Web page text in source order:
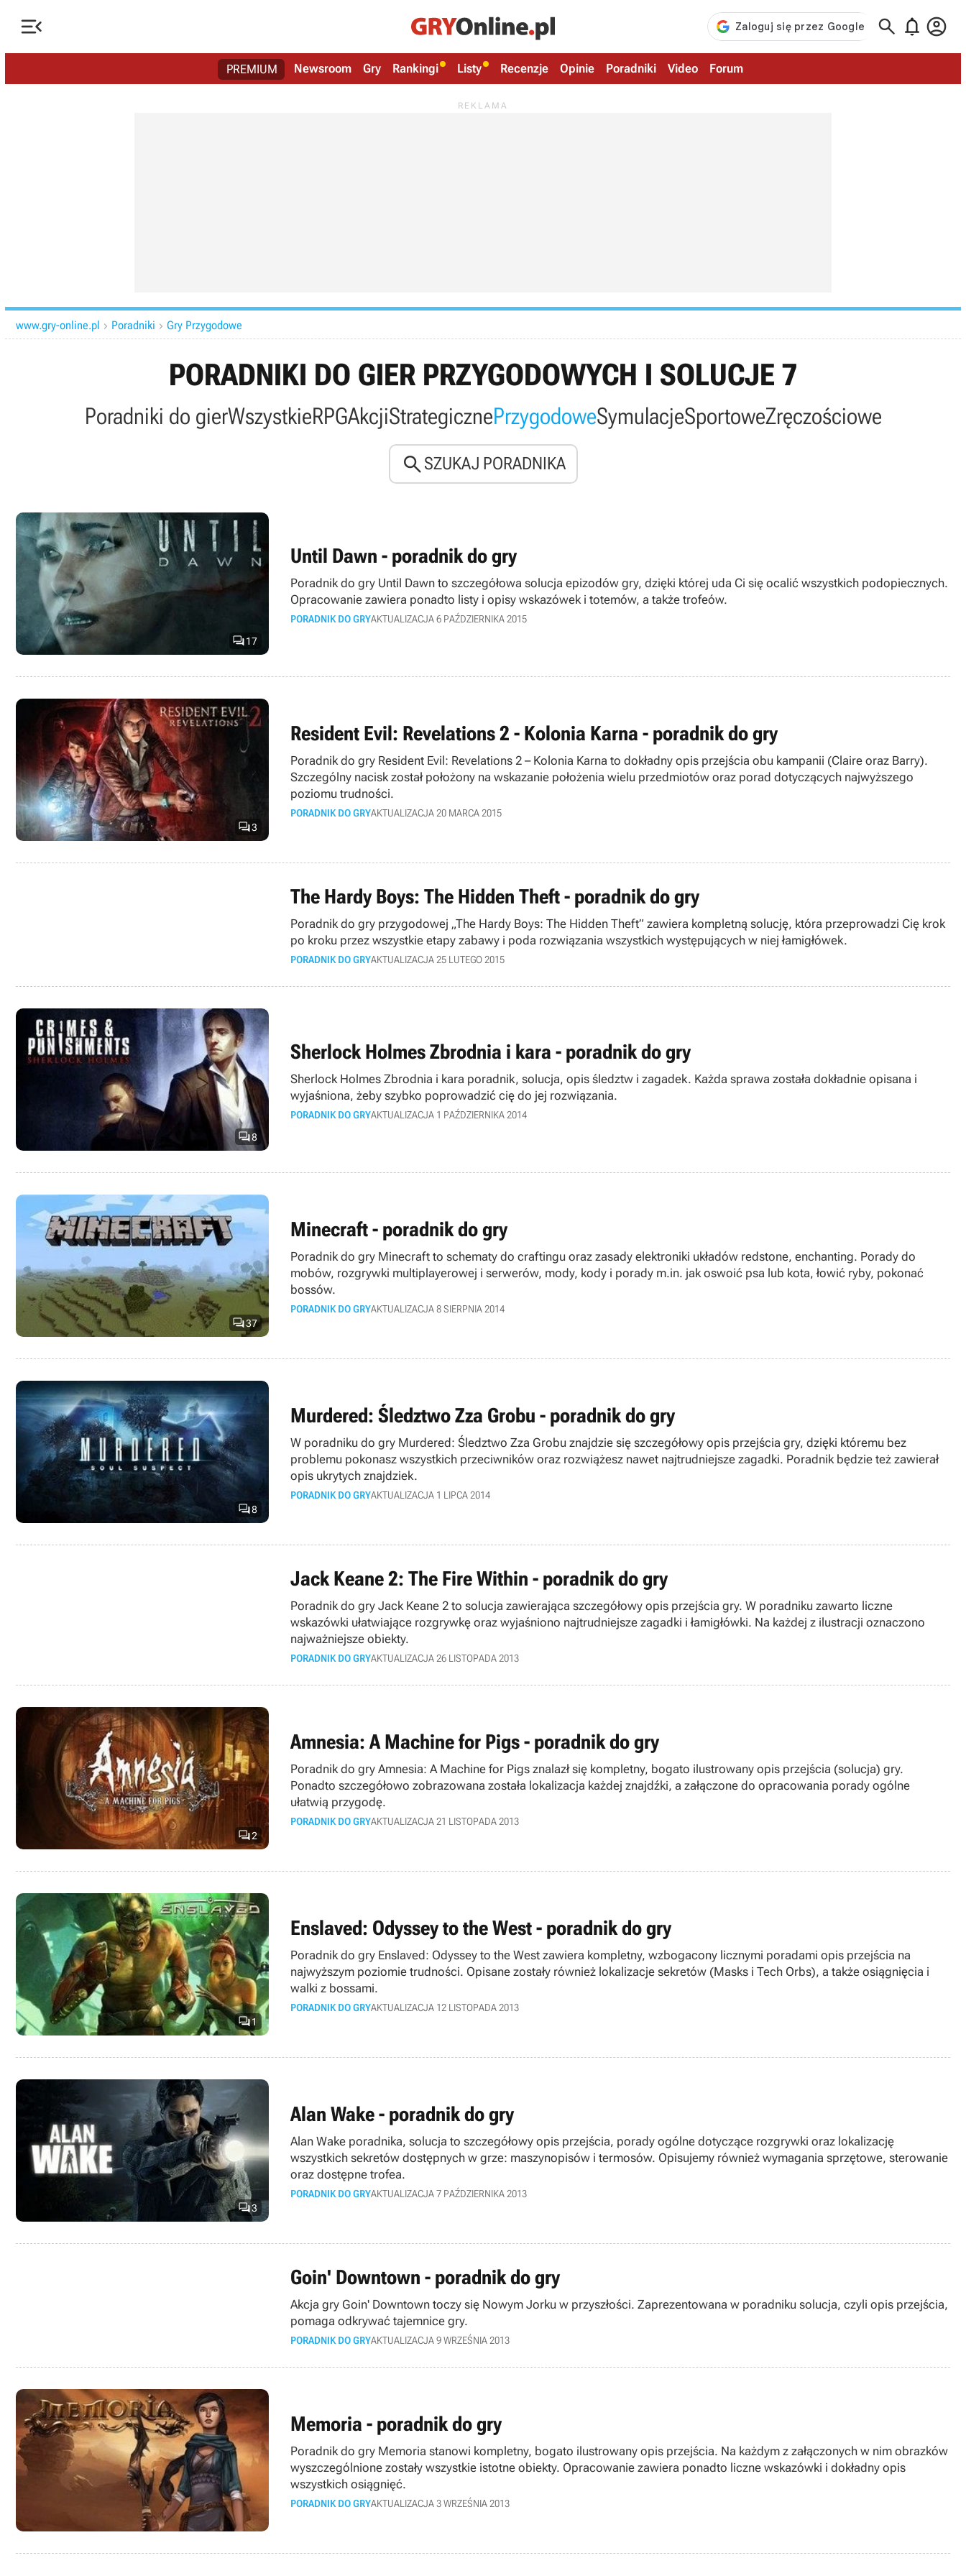
   
PREMIUM Newsroom Gry Rankingi Listy Recenzje Opinie Poradniki Video Forum
www.gry-online.pl  Poradniki  Gry Przygodowe
PORADNIKI DO GIER PRZYGODOWYCH I SOLUCJE 7
Poradniki do gierWszystkieRPGAkcjiStrategicznePrzygodoweSymulacjeSportoweZręczościowe
SZUKAJ PORADNIKA
17
Until Dawn - poradnik do gry
Poradnik do gry Until Dawn to szczegółowa solucja epizodów gry, dzięki której uda Ci się ocalić wszystkich podopiecznych.
Opracowanie zawiera ponadto listy i opisy wskazówek i totemów, a także trofeów.
PORADNIK DO GRYAKTUALIZACJA 6 PAŹDZIERNIKA 2015
3
Resident Evil: Revelations 2 - Kolonia Karna - poradnik do gry
Poradnik do gry Resident Evil: Revelations 2 – Kolonia Karna to dokładny opis przejścia obu kampanii (Claire oraz Barry).
Szczególny nacisk został położony na wskazanie położenia wielu przedmiotów oraz porad dotyczących najwyższego
poziomu trudności.
PORADNIK DO GRYAKTUALIZACJA 20 MARCA 2015
The Hardy Boys: The Hidden Theft - poradnik do gry
Poradnik do gry przygodowej „The Hardy Boys: The Hidden Theft” zawiera kompletną solucję, która przeprowadzi Cię krok
po kroku przez wszystkie etapy zabawy i poda rozwiązania wszystkich występujących w niej łamigłówek.
PORADNIK DO GRYAKTUALIZACJA 25 LUTEGO 2015
8
Sherlock Holmes Zbrodnia i kara - poradnik do gry
Sherlock Holmes Zbrodnia i kara poradnik, solucja, opis śledztw i zagadek. Każda sprawa została dokładnie opisana i
wyjaśniona, żeby szybko poprowadzić cię do jej rozwiązania.
PORADNIK DO GRYAKTUALIZACJA 1 PAŹDZIERNIKA 2014
37
Minecraft - poradnik do gry
Poradnik do gry Minecraft to schematy do craftingu oraz zasady elektroniki układów redstone, enchanting. Porady do
mobów, rozgrywki multiplayerowej i serwerów, mody, kody i porady m.in. jak oswoić psa lub kota, łowić ryby, pokonać
bossów.
PORADNIK DO GRYAKTUALIZACJA 8 SIERPNIA 2014
8
Murdered: Śledztwo Zza Grobu - poradnik do gry
W poradniku do gry Murdered: Śledztwo Zza Grobu znajdzie się szczegółowy opis przejścia gry, dzięki któremu bez
problemu pokonasz wszystkich przeciwników oraz rozwiążesz nawet najtrudniejsze zagadki. Poradnik będzie też zawierał
opis ukrytych znajdziek.
PORADNIK DO GRYAKTUALIZACJA 1 LIPCA 2014
Jack Keane 2: The Fire Within - poradnik do gry
Poradnik do gry Jack Keane 2 to solucja zawierająca szczegółowy opis przejścia gry. W poradniku zawarto liczne
wskazówki ułatwiające rozgrywkę oraz wyjaśniono najtrudniejsze zagadki i łamigłówki. Na każdej z ilustracji oznaczono
najważniejsze obiekty.
PORADNIK DO GRYAKTUALIZACJA 26 LISTOPADA 2013
2
Amnesia: A Machine for Pigs - poradnik do gry
Poradnik do gry Amnesia: A Machine for Pigs znalazł się kompletny, bogato ilustrowany opis przejścia (solucja) gry.
Ponadto szczegółowo zobrazowana została lokalizacja każdej znajdźki, a załączone do opracowania porady ogólne
ułatwią przygodę.
PORADNIK DO GRYAKTUALIZACJA 21 LISTOPADA 2013
1
Enslaved: Odyssey to the West - poradnik do gry
Poradnik do gry Enslaved: Odyssey to the West zawiera kompletny, wzbogacony licznymi poradami opis przejścia na
najwyższym poziomie trudności. Opisane zostały również lokalizacje sekretów (Masks i Tech Orbs), a także osiągnięcia i
walki z bossami.
PORADNIK DO GRYAKTUALIZACJA 12 LISTOPADA 2013
3
Alan Wake - poradnik do gry
Alan Wake poradnika, solucja to szczegółowy opis przejścia, porady ogólne dotyczące rozgrywki oraz lokalizację
wszystkich sekretów dostępnych w grze: maszynopisów i termosów. Opisujemy również wymagania sprzętowe, sterowanie
oraz dostępne trofea.
PORADNIK DO GRYAKTUALIZACJA 7 PAŹDZIERNIKA 2013
Goin' Downtown - poradnik do gry
Akcja gry Goin' Downtown toczy się Nowym Jorku w przyszłości. Zaprezentowana w poradniku solucja, czyli opis przejścia,
pomaga odkrywać tajemnice gry.
PORADNIK DO GRYAKTUALIZACJA 9 WRZEŚNIA 2013
Memoria - poradnik do gry
Poradnik do gry Memoria stanowi kompletny, bogato ilustrowany opis przejścia. Na każdym z załączonych w nim obrazków
wyszczególnione zostały wszystkie istotne obiekty. Opracowanie zawiera ponadto liczne wskazówki i dokładny opis
wszystkich osiągnięć.
PORADNIK DO GRYAKTUALIZACJA 3 WRZEŚNIA 2013